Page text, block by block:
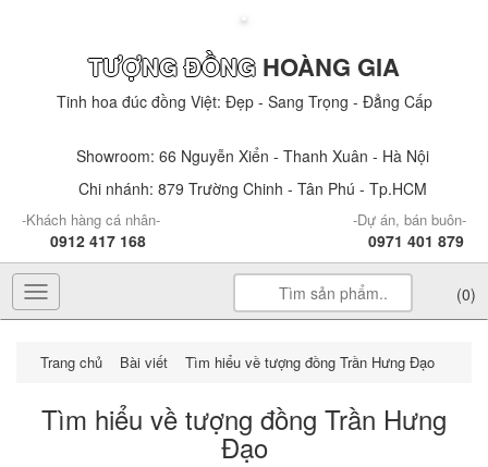
TƯỢNG ĐỒNG HOÀNG GIA
Tinh hoa đúc đồng Việt: Đẹp - Sang Trọng - Đẳng Cấp
Showroom: 66 Nguyễn Xiển - Thanh Xuân - Hà Nội
Chi nhánh: 879 Trường Chinh - Tân Phú - Tp.HCM
-Khách hàng cá nhân-
0912 417 168
-Dự án, bán buôn-
0971 401 879
Toggle
navigation
(0)
Trang chủ Bài viết Tìm hiểu về tượng đồng Trần Hưng Đạo
Tìm hiểu về tượng đồng Trần Hưng
Đạo